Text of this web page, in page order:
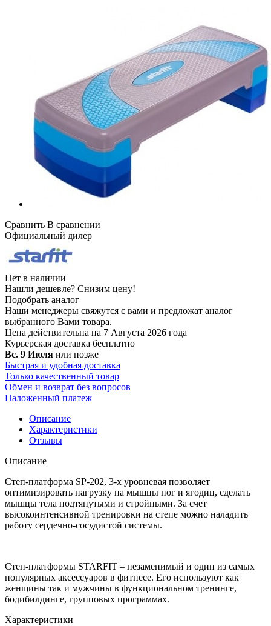
Сравнить В сравнении
Официальный дилер
Нет в наличии
Нашли дешевле? Снизим цену!
Подобрать аналог
Наши менеджеры свяжутся с вами и предложат аналог
выбранного Вами товара.
Цена действительна на 7 Августа 2026 года
Курьерская доставка бесплатно
Вс. 9 Июля или позже
Быстрая и удобная доставка
Только качественный товар
Обмен и возврат без вопросов
Наложенный платеж
Описание
Характеристики
Отзывы
Описание
Степ-платформа SP-202, 3-х уровневая позволяет
оптимизировать нагрузку на мышцы ног и ягодиц, сделать
мышцы тела подтянутыми и стройными. За счет
высокоинтенсивной тренировки на степе можно наладить
работу сердечно-сосудистой системы.
Степ-платформы STARFIT – незаменимый и один из самых
популярных аксессуаров в фитнесе. Его используют как
женщины так и мужчины в функциональном тренинге,
бодибилдинге, групповых программах.
Характеристики